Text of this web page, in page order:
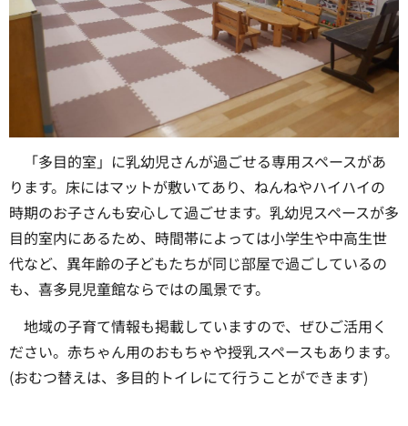
「多目的室」に乳幼児さんが過ごせる専用スペースがあ
ります。床にはマットが敷いてあり、ねんねやハイハイの
時期のお子さんも安心して過ごせます。乳幼児スペースが多
目的室内にあるため、時間帯によっては小学生や中高生世
代など、異年齢の子どもたちが同じ部屋で過ごしているの
も、喜多見児童館ならではの風景です。
地域の子育て情報も掲載していますので、ぜひご活用く
ださい。赤ちゃん用のおもちゃや授乳スペースもあります。
(おむつ替えは、多目的トイレにて行うことができます)